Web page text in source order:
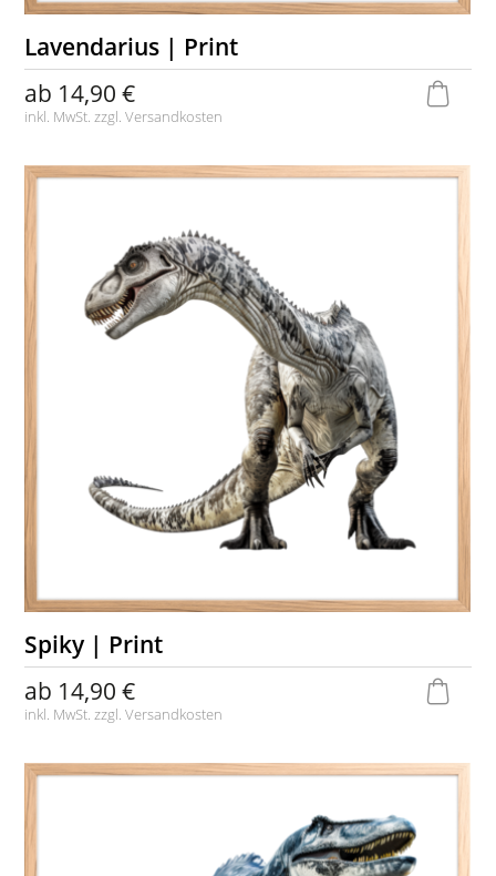
Lavendarius | Print
ab 14,90 €
inkl. MwSt. zzgl.Versandkosten
Spiky | Print
ab 14,90 €
inkl. MwSt. zzgl.Versandkosten